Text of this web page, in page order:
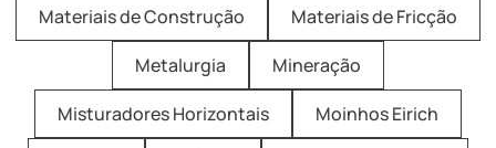
Materiais de Construção
Materiais de Fricção
Metalurgia
Mineração
Misturadores Horizontais
Moinhos Eirich